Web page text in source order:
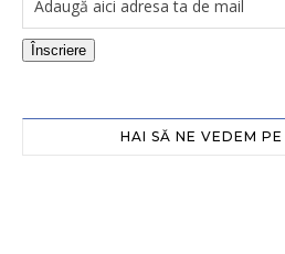
Înscriere
HAI SĂ NE VEDEM